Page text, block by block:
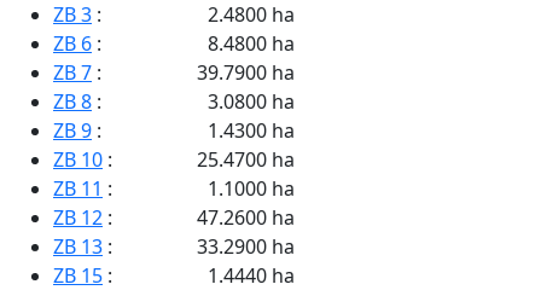
ZB 3 :
2.4800 ha
ZB 6 :
8.4800 ha
ZB 7 :
39.7900 ha
ZB 8 :
3.0800 ha
ZB 9 :
1.4300 ha
ZB 10 :
25.4700 ha
ZB 11 :
1.1000 ha
ZB 12 :
47.2600 ha
ZB 13 :
33.2900 ha
ZB 15 :
1.4440 ha